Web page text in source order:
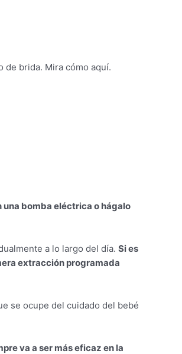
de brida. Mira cómo aquí.
una bomba eléctrica o hágalo
a lo largo del día. Si es
extracción programada
se ocupe del cuidado del bebé
va a ser más eficaz en la